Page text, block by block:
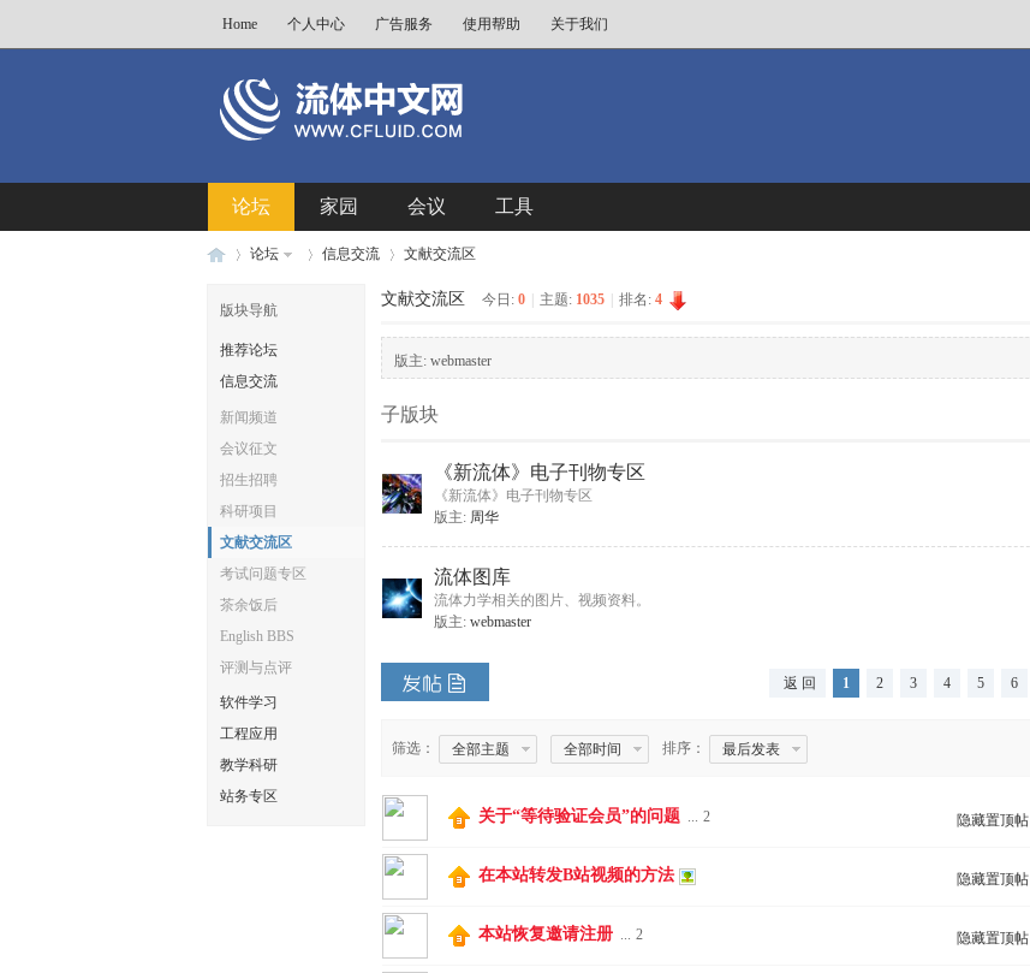
Home 个人中心 广告服务 使用帮助 关于我们
论坛 家园 会议 工具
流
体
»
论坛 信息交流
›
文献交流区
版块导航
推荐论坛
信息交流
新闻频道
会议征文
招生招聘
科研项目
文献交流区
考试问题专区
茶余饭后
English BBS
评测与点评
软件学习
工程应用
教学科研
站务专区
文献交流区 今日: 0 主题: 1035 排名: 4
版主: webmaster
子版块
《新流体》电子刊物专区
《新流体》电子刊物专区
版主: 周华
流体图库
流体力学相关的图片、视频资料。
版主: webmaster
1 2 3 4 5 6
返 回
筛选： 全部主题 全部时间 排序： 最后发表
隐藏置顶帖
关于“等待验证会员”的问题 ... 2
隐藏置顶帖
在本站转发B站视频的方法
隐藏置顶帖
本站恢复邀请注册 ... 2